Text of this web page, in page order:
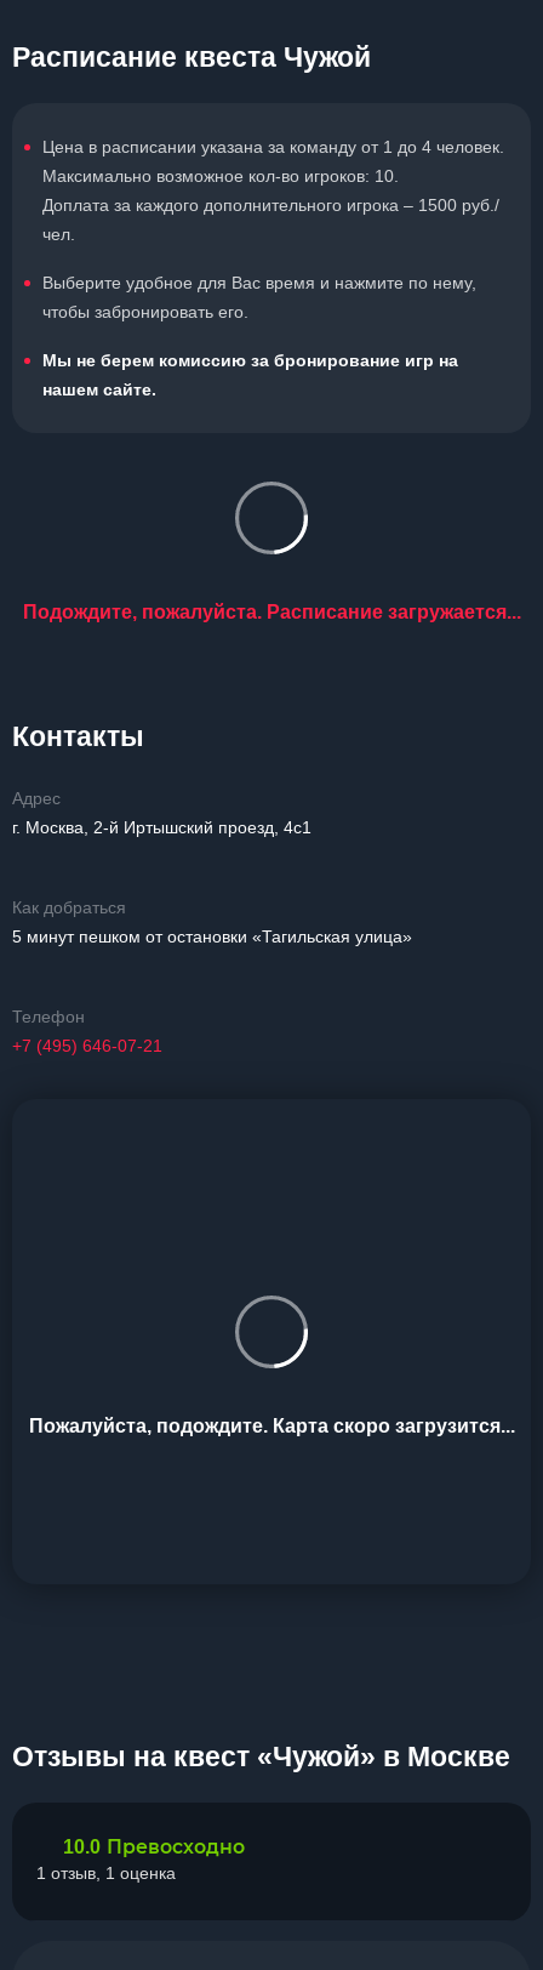
Расписание квеста Чужой
Цена в расписании указана за команду от 1 до 4 человек.
Максимально возможное кол-во игроков: 10.
Доплата за каждого дополнительного игрока – 1500 руб./
чел.
Выберите удобное для Вас время и нажмите по нему,
чтобы забронировать его.
Мы не берем комиссию за бронирование игр на
нашем сайте.
Подождите, пожалуйста. Расписание загружается...
Контакты
Адрес
г. Москва, 2-й Иртышский проезд, 4с1
Как добраться
5 минут пешком от остановки «Тагильская улица»
Телефон
+7 (495) 646-07-21
Пожалуйста, подождите. Карта скоро загрузится...
Отзывы на квест «Чужой» в Москве
10.0 Превосходно
1 отзыв, 1 оценка